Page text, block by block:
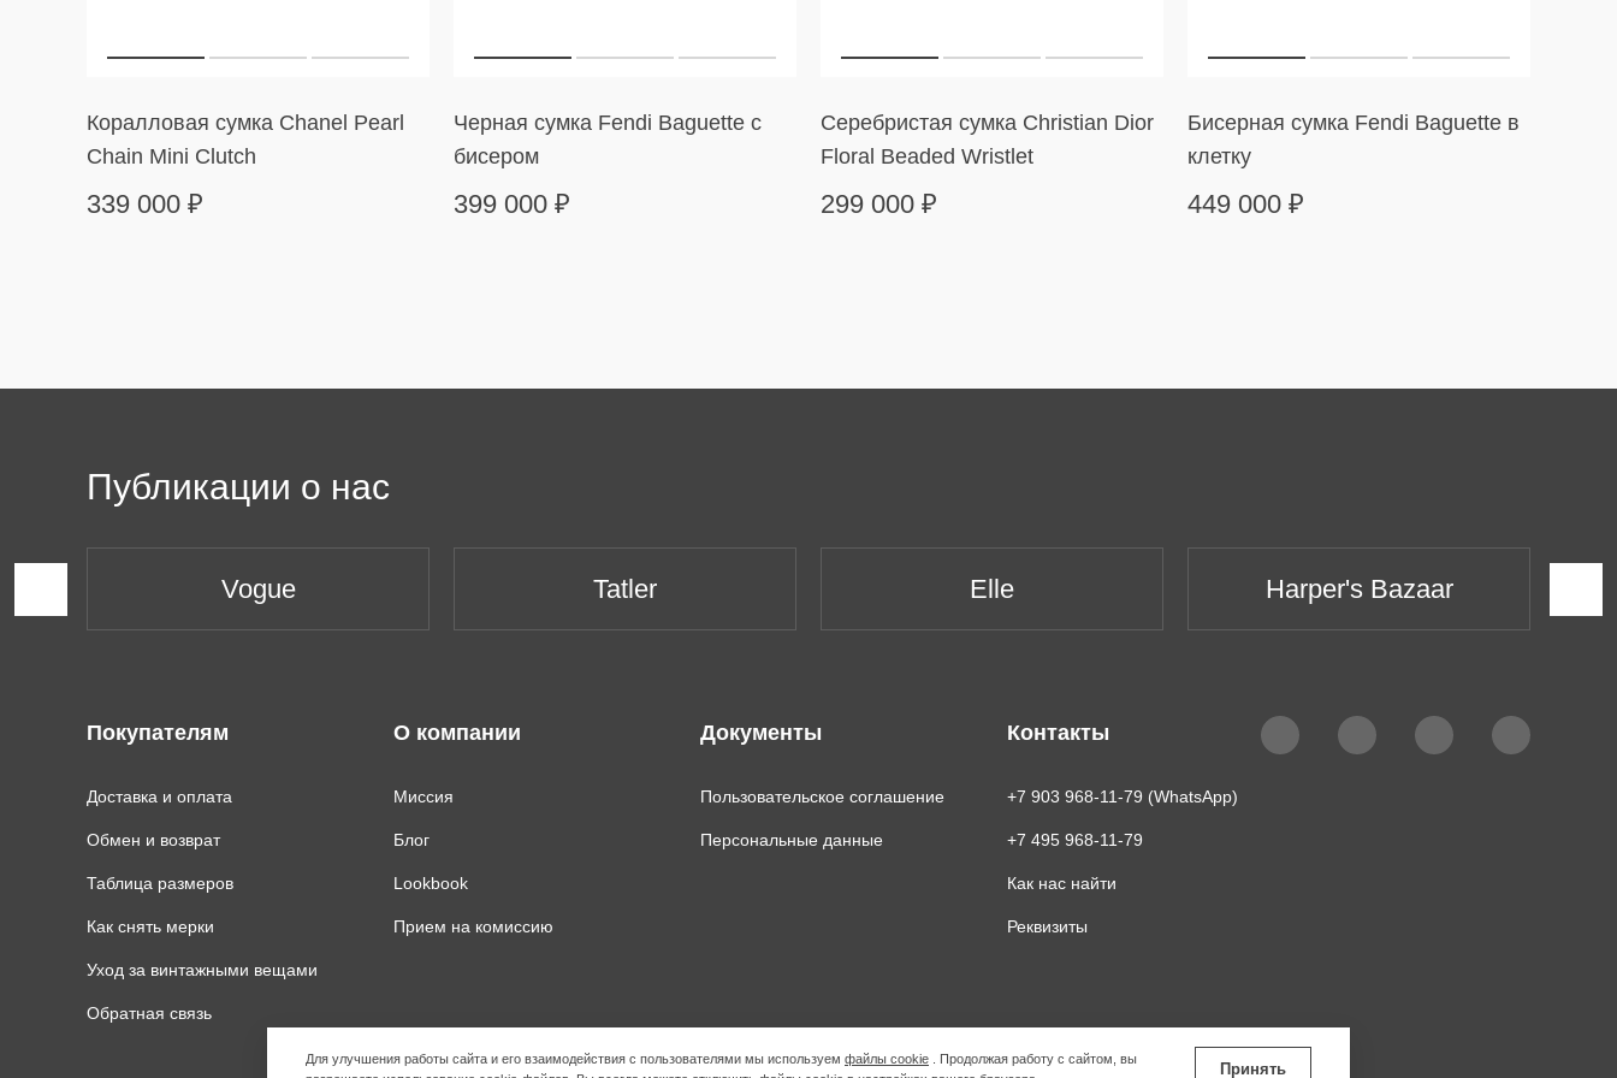
Коралловая сумка Chanel Pearl
Chain Mini Clutch
339 000 ₽
Черная сумка Fendi Baguette с
бисером
399 000 ₽
Серебристая сумка Christian Dior
Floral Beaded Wristlet
299 000 ₽
Бисерная сумка Fendi Baguette в
клетку
449 000 ₽
Публикации о нас
Vogue Tatler Elle Harper's Bazaar
Покупателям
Доставка и оплата
Обмен и возврат
Таблица размеров
Как снять мерки
Уход за винтажными вещами
Обратная связь
О компании
Миссия
Блог
Lookbook
Прием на комиссию
Документы
Пользовательское соглашение
Персональные данные
Контакты
+7 903 968-11-79 (WhatsApp)
+7 495 968-11-79
Как нас найти
Реквизиты
Для улучшения работы сайта и его взаимодействия с пользователями мы используем файлы cookie . Продолжая работу с сайтом, вы
Принять